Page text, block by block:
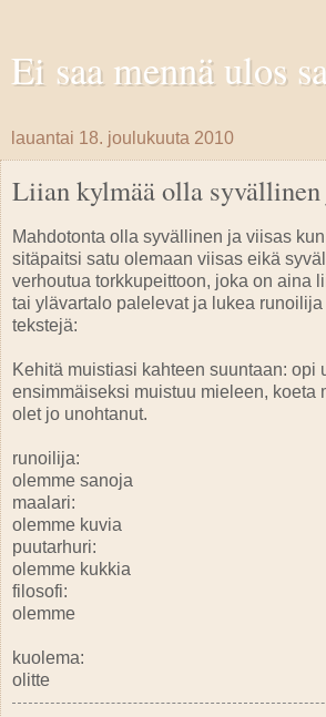
Ei saa mennä ulos
lauantai 18. joulukuuta 2010
Liian kylmää olla
Mahdotonta olla syvällinen ja viisas
sitäpaitsi satu olemaan viisas eikä
verhoutua torkkupeittoon, joka on aina
tai ylävartalo palelevat ja lukea
tekstejä:
Kehitä muistiasi kahteen suuntaan: opi
ensimmäiseksi muistuu mieleen, koeta
olet jo unohtanut.
runoilija:
olemme sanoja
maalari:
olemme kuvia
puutarhuri:
olemme kukkia
filosofi:
olemme
kuolema:
olitte